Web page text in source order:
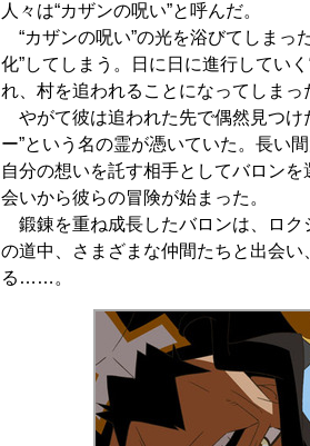
人々は“カザンの呪い”と呼んだ。
“カザンの呪い”の光を浴びてしまっ
化”してしまう。日に日に進行してい
れ、村を追われることになってしまっ
やがて彼は追われた先で偶然見つけ
ー”という名の霊が憑いていた。長い
自分の想いを託す相手としてバロン
会いから彼らの冒険が始まった。
鍛錬を重ね成長したバロンは、ロク
の道中、さまざまな仲間たちと出会
る……。